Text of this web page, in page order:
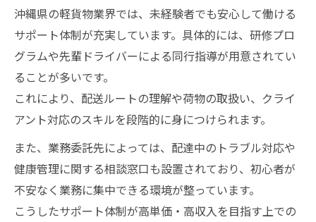
沖縄県の軽貨物業界では、未経験者でも安心して働ける
サポート体制が充実しています。具体的には、研修プロ
グラムや先輩ドライバーによる同行指導が用意されてい
ることが多いです。
これにより、配送ルートの理解や荷物の取扱い、クライ
アント対応のスキルを段階的に身につけられます。
また、業務委託先によっては、配達中のトラブル対応や
健康管理に関する相談窓口も設置されており、初心者が
不安なく業務に集中できる環境が整っています。
こうしたサポート体制が高単価・高収入を目指す上での